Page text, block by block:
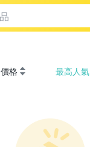
價格 最高人氣